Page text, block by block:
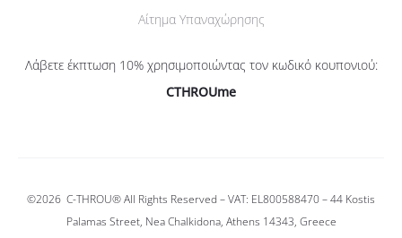
Αίτημα Υπαναχώρησης
Λάβετε έκπτωση 10% χρησιμοποιώντας τον κωδικό κουπονιού:
CTHROUme
©2026 C-THROU®All Rights Reserved – VAT: EL800588470 –44 Kostis
Palamas Street, Nea Chalkidona, Athens 14343, Greece